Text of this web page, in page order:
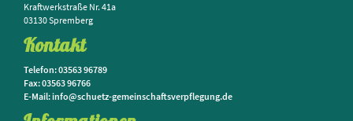
Kraftwerkstraße Nr. 41a
03130 Spremberg
Kontakt
Telefon: 03563 96789
Fax: 03563 96766
E-Mail: info@schuetz-gemeinschaftsverpflegung.de